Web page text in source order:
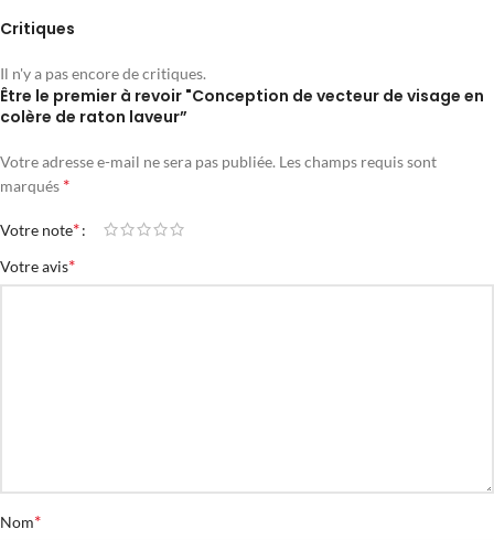
Critiques
Il n'y a pas encore de critiques.
Être le premier à revoir "Conception de vecteur de visage en
colère de raton laveur”
Votre adresse e-mail ne sera pas publiée. Les champs requis sont
marqués *
Votre note*
Votre avis*
Nom*